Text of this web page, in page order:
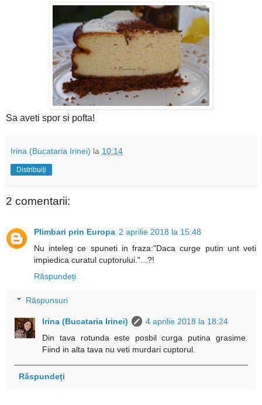
Sa aveti spor si pofta!
Irina (Bucataria Irinei) la 10:14
Distribuiți
2 comentarii:
Plimbari prin Europa 2 aprilie 2018 la 15:48
Nu inteleg ce spuneti in fraza:"Daca curge putin unt veti
impiedica curatul cuptorului."...?!
Răspundeți
Răspunsuri
Irina (Bucataria Irinei)
4 aprilie 2018 la 18:24
Din tava rotunda este posbil curga putina grasime.
Fiind in alta tava nu veti murdari cuptorul.
Răspundeți